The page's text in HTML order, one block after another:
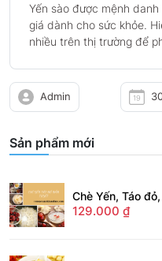
Yến sào được mệnh
giá dành cho sức khỏe.
nhiều trên thị trường để
Admin
Sản phẩm mới
Chè Yến, Táo
129.000 ₫